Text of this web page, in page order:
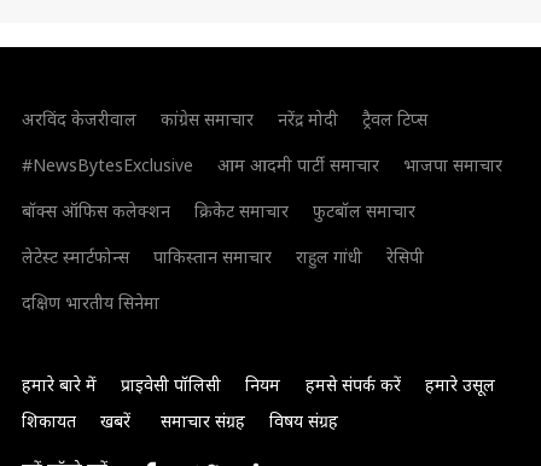
अरविंद केजरीवाल कांग्रेस समाचार नरेंद्र मोदी
ट्रैवल टिप्स
#NewsBytesExclusive
आम आदमी पार्टी समाचार
भाजपा समाचार
बॉक्स ऑफिस कलेक्शन
क्रिकेट समाचार
फुटबॉल समाचार
लेटेस्ट स्मार्टफोन्स
पाकिस्तान समाचार राहुल गांधी
रेसिपी
दक्षिण भारतीय सिनेमा
हमारे बारे में प्राइवेसी पॉलिसी नियम हमसे संपर्क करें
हमारे उसूल
शिकायत
खबरें समाचार संग्रह विषय संग्रह